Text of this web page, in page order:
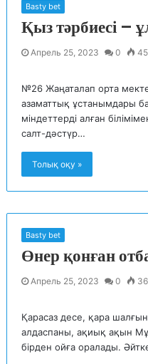
Basty bet
Қыз тәрбиесі –
Апрель 25, 2023 0
№26 Жаңаталап орта
азаматтық ұстанымдары
міндеттерді алған
салт-дәстүр…
Толық оқу »
Basty bet
Өнер қонған
Апрель 25, 2023 0
Қарасаз десе, қара
алдаспаны, ақиық ақын
бірден ойға оралады.